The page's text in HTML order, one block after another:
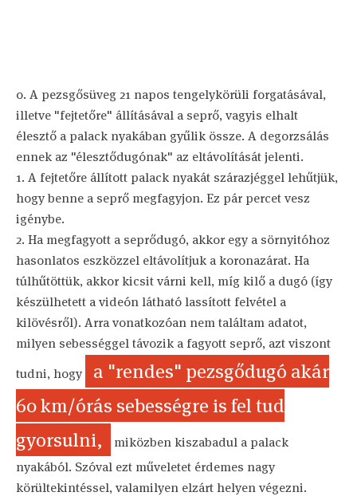
0. A pezsgősüveg 21 napos tengelykörüli forgatásával,
illetve "fejtetőre" állításával a seprő, vagyis elhalt
élesztő a palack nyakában gyűlik össze. A degorzsálás
ennek az "élesztődugónak" az eltávolítását jelenti.
1. A fejtetőre állított palack nyakát szárazjéggel lehűtjük,
hogy benne a seprő megfagyjon. Ez pár percet vesz
igénybe.
2. Ha megfagyott a seprődugó, akkor egy a sörnyitóhoz
hasonlatos eszközzel eltávolítjuk a koronazárat. Ha
túlhűtöttük, akkor kicsit várni kell, míg kilő a dugó (így
készülhetett a videón látható lassított felvétel a
kilövésről). Arra vonatkozóan nem találtam adatot,
milyen sebességgel távozik a fagyott seprő, azt viszont
tudni, hogy
a "rendes" pezsgődugó akár
60 km/órás sebességre is fel tud
gyorsulni,
miközben kiszabadul a palack
nyakából. Szóval ezt műveletet érdemes nagy
körültekintéssel, valamilyen elzárt helyen végezni.